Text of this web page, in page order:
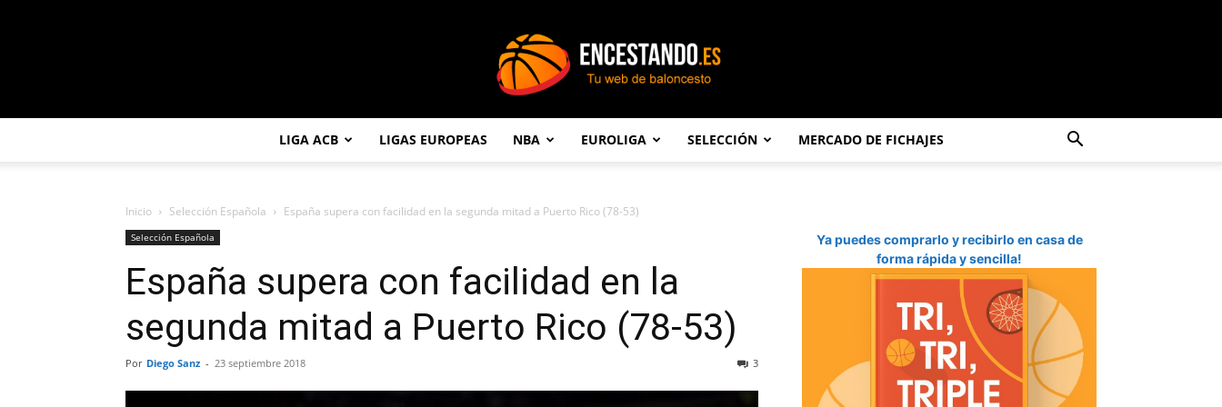
LIGA ACB LIGAS EUROPEAS NBA EUROLIGA SELECCIÓN MERCADO DE FICHAJES
Inicio Selección Española España supera con facilidad en la segunda mitad a Puerto Rico (78-53)
Selección Española
España supera con facilidad en la
segunda mitad a Puerto Rico (78-53)
Por Diego Sanz - 23 septiembre 2018 3
Ya puedes comprarlo y recibirlo en casa de
forma rápida y sencilla!